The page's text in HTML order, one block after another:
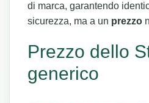
di marca, garantendo
sicurezza, ma a un prezzo
Prezzo dello
generico